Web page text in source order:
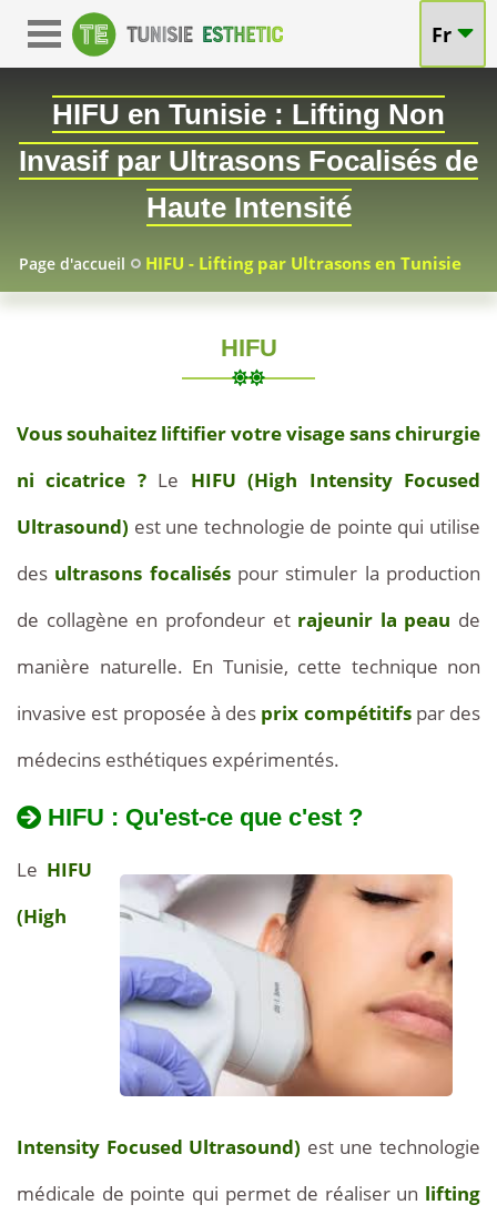
Fr
HIFU en Tunisie : Lifting Non
Invasif par Ultrasons Focalisés de
Haute Intensité-
sans
Page d'accueil HIFU - Lifting par Ultrasons en Tunisie
HIFU
03
Vous souhaitez liftifier votre visage sans chirurgie
ni cicatrice ?Le HIFU (High Intensity Focused
Ultrasound) est une technologie de pointe qui utilise
des ultrasons focaliséspour stimuler la production
de collagène en profondeur et rajeunir la peau de
manière naturelle. En Tunisie, cette technique non
invasive est proposée à des prix compétitifspar des
médecins esthétiques expérimentés.
HIFU : Qu'est-ce que c'est ?
Le HIFU
(High
Intensity Focused Ultrasound) est une technologie
médicale de pointe qui permet de réaliser un lifting